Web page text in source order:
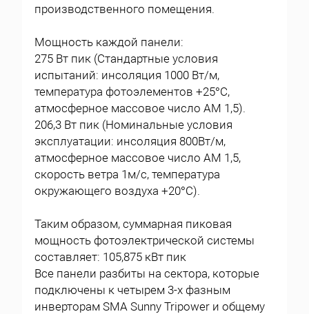
производственного помещения.
Мощность каждой панели:
275 Вт пик (Стандартные условия
испытаний: инсоляция 1000 Вт/м,
температура фотоэлементов +25°С,
атмосферное массовое число АМ 1,5).
206,3 Вт пик (Номинальные условия
эксплуатации: инсоляция 800Вт/м,
атмосферное массовое число АМ 1,5,
скорость ветра 1м/с, температура
окружающего воздуха +20°С).
Таким образом, суммарная пиковая
мощность фотоэлектрической системы
составляет: 105,875 кВт пик
Все панели разбиты на сектора, которые
подключены к четырем 3-х фазным
инверторам SMA Sunny Tripower и общему